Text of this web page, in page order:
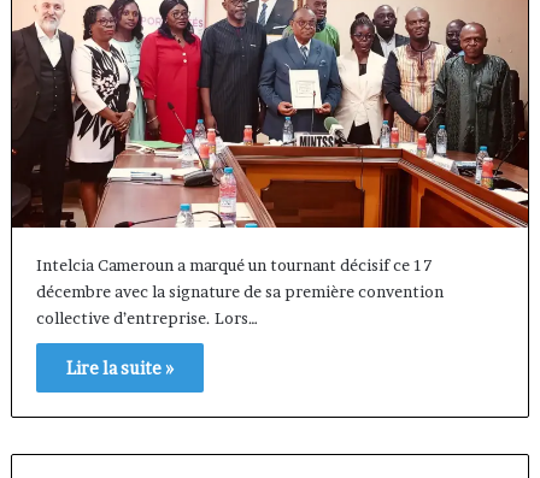
Intelcia Cameroun a marqué un tournant décisif ce 17
décembre avec la signature de sa première convention
collective d’entreprise. Lors…
Lire la suite »